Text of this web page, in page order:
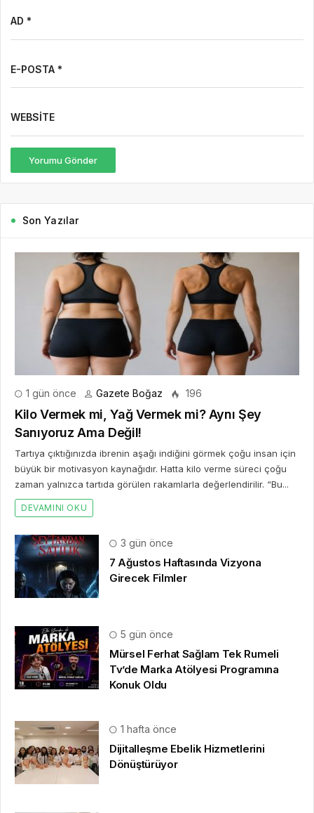
AD *
E-POSTA *
WEBSITE
Yorumu Gönder
Son Yazılar
1 gün önce Gazete Boğaz 196
Kilo Vermek mi, Yağ Vermek mi? Aynı Şey
Sanıyoruz Ama Değil!
Tartıya çıktığınızda ibrenin aşağı indiğini görmek çoğu insan için
büyük bir motivasyon kaynağıdır. Hatta kilo verme süreci çoğu
zaman yalnızca tartıda görülen rakamlarla değerlendirilir. “Bu...
DEVAMINI OKU
3 gün önce
7 Ağustos Haftasında Vizyona
Girecek Filmler
5 gün önce
Mürsel Ferhat Sağlam Tek Rumeli
Tv’de Marka Atölyesi Programına
Konuk Oldu
1 hafta önce
Dijitalleşme Ebelik Hizmetlerini
Dönüştürüyor